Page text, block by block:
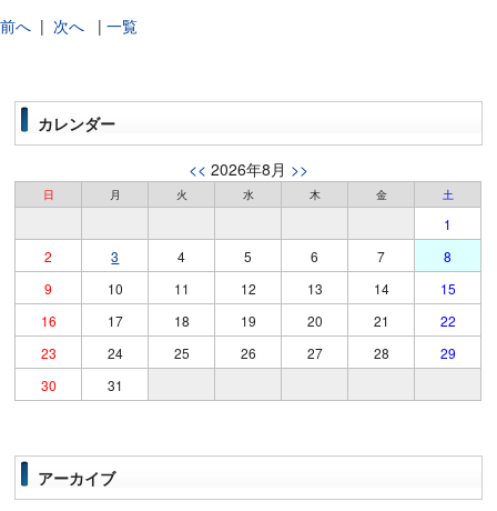
前へ | 次へ | 一覧
カレンダー
<< 2026年8月 >>
日 月 火 水 木 金 土
1
2
3 4 5 6 7
8
9
10 11 12 13 14
15
16
17 18 19 20 21
22
23
24 25 26 27 28
29
30
31
アーカイブ